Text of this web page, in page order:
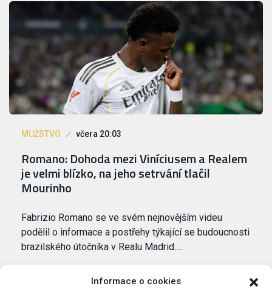
Informace o cookies
MUŽSTVO včera 20:03
Romano: Dohoda mezi Viníciusem a Realem
je velmi blízko, na jeho setrvání tlačil
Mourinho
Fabrizio Romano se ve svém nejnovějším videu
podělil o informace a postřehy týkající se budoucnosti
brazilského útočníka v Realu Madrid.…